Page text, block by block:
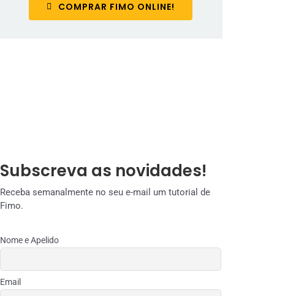
COMPRAR FIMO ONLINE!
Subscreva as novidades!
Receba semanalmente no seu e-mail um tutorial de
Fimo.
Nome e Apelido
Email